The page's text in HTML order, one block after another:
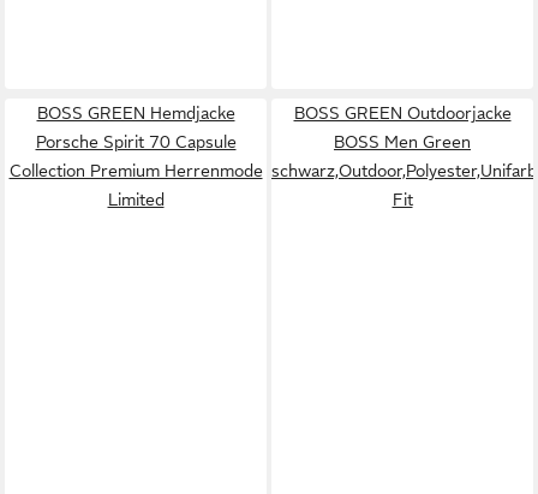
BOSS GREEN Hemdjacke
Porsche Spirit 70 Capsule
Collection Premium Herrenmode
Limited
BOSS GREEN Outdoorjacke
BOSS Men Green
Fit